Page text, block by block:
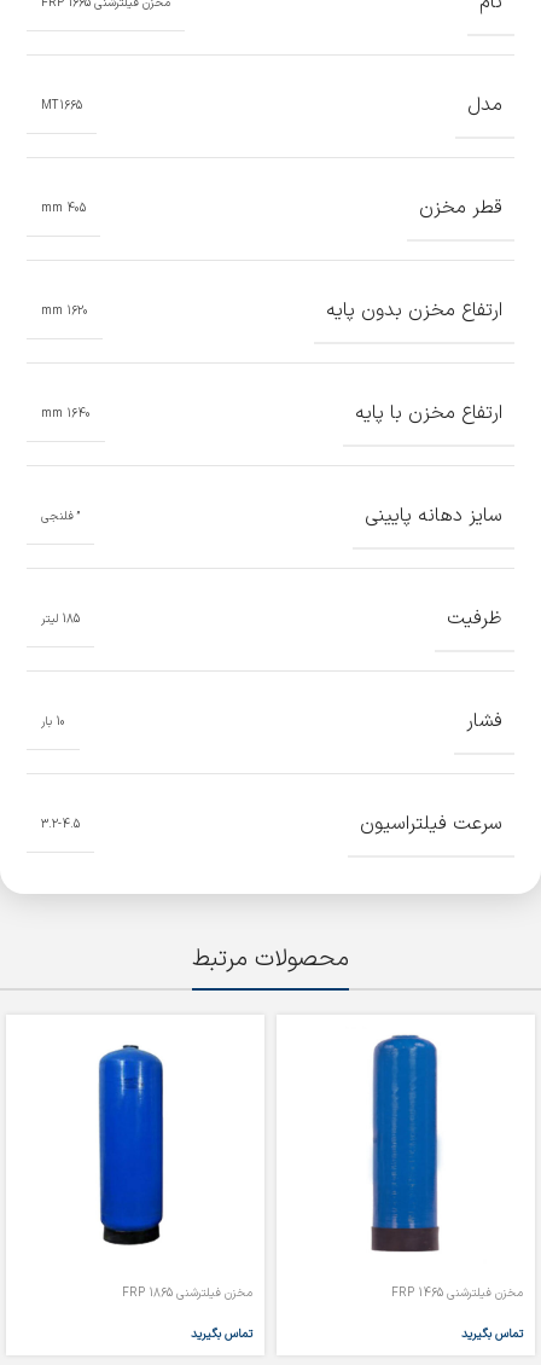
مدل MT1665
قطر مخزن 405 mm
ارتفاع مخزن بدون پایه 1620 mm
ارتفاع مخزن با پایه 1640 mm
سایز دهانه پایینی ” فلنجی
ظرفیت 185 لیتر
فشار 10 بار
سرعت فیلتراسیون 3.2-4.5
محصولات مرتبط
مخزن فیلترشنی 1465 FRP
تماس بگیرید
مخزن فیلترشنی 1865 FRP
تماس بگیرید